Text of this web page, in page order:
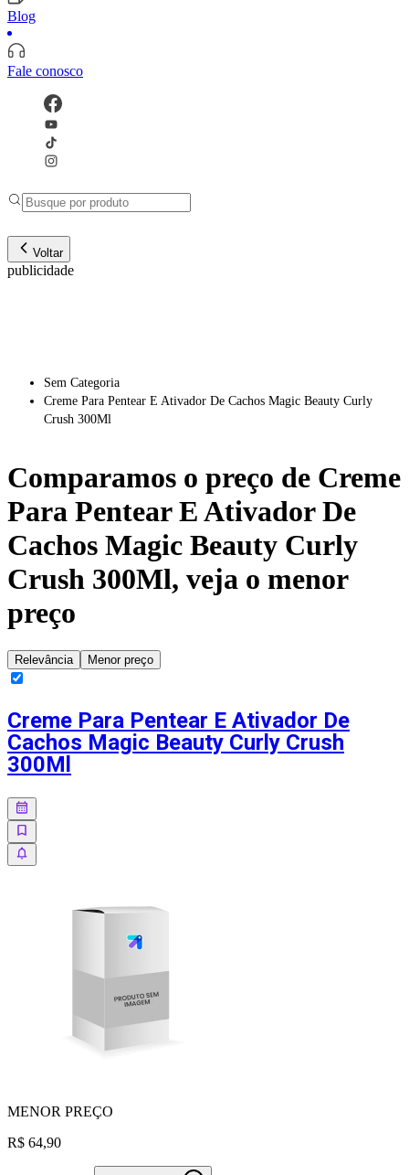
Blog
Fale conosco
Voltar
publicidade
Sem Categoria
Creme Para Pentear E Ativador De Cachos Magic Beauty Curly
Crush 300Ml
Comparamos o preço de Creme
Para Pentear E Ativador De
Cachos Magic Beauty Curly
Crush 300Ml, veja o menor
preço
Relevância Menor preço
Creme Para Pentear E Ativador De
Cachos Magic Beauty Curly Crush
300Ml
MENOR PREÇO
R$ 64,90